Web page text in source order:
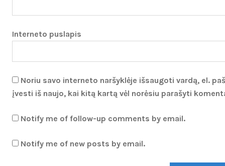
Interneto puslapis
Noriu savo interneto naršyklėje išsaugoti vardą, el.
įvesti iš naujo, kai kitą kartą vėl norėsiu parašyti
Notify me of follow-up comments by email.
Notify me of new posts by email.